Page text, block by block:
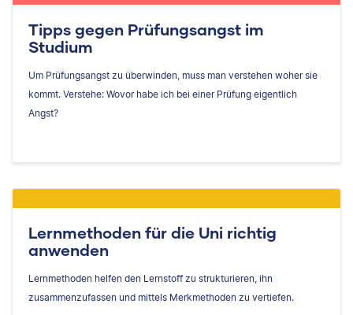
Tipps gegen Prüfungsangst im
Studium
Um Prüfungsangst zu überwinden, muss man verstehen woher sie
kommt. Verstehe: Wovor habe ich bei einer Prüfung eigentlich
Angst?
Lernmethoden für die Uni richtig
anwenden
Lernmethoden helfen den Lernstoff zu strukturieren, ihn
zusammenzufassen und mittels Merkmethoden zu vertiefen.